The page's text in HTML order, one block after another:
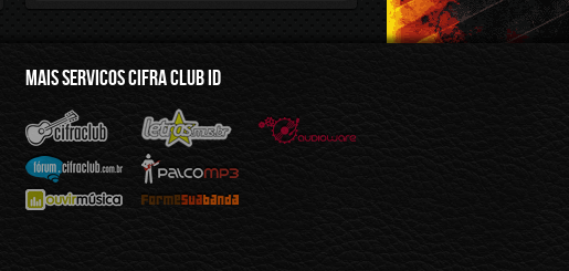
MAIS SERVICOS CIFRA CLUB ID
Letras.mus.br Audioware
Palco Mp3
Forme Sua Banda